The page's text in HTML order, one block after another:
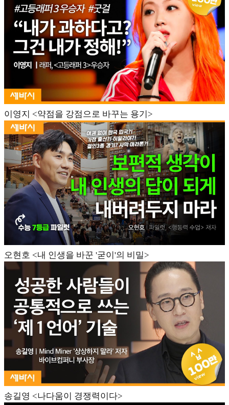
이영지 <약점을 강점으로 바꾸는 용기>
오현호 <내 인생을 바꾼 '굳이'의 비밀>
송길영 <나다움이 경쟁력이다>